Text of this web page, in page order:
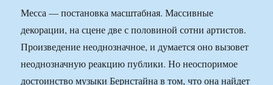
Месса — постановка масштабная. Массивные
декорации, на сцене две с половиной сотни артистов.
Произведение неоднозначное, и думается оно вызовет
неоднозначную реакцию публики. Но неоспоримое
достоинство музыки Бернстайна в том, что она найдет